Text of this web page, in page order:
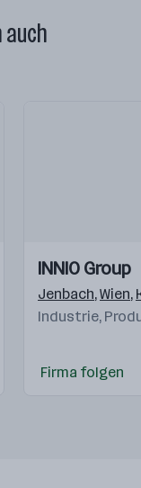
auch
Videos
Einblicke
Einblicke
INNIO Group
Jenbach,Wien,
Industrie,
Firma folgen